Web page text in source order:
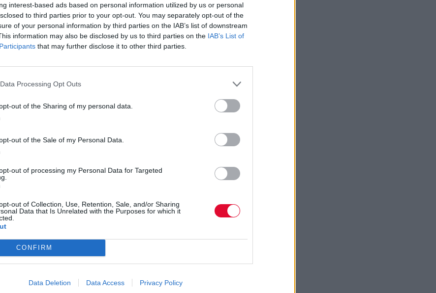
interest-based ads based on personal information utilized by us or personal
to third parties prior to your opt-out. You may separately opt-out of the
of your personal information by third parties on the IAB’s list of downstream
information may also be disclosed by us to third parties on the IAB’s List of
that may further disclose it to other third parties.
Processing Opt Outs
out of the Sharing of my personal data.
out of the Sale of my Personal Data.
out of processing my Personal Data for Targeted
out of Collection, Use, Retention, Sale, and/or Sharing
Data that Is Unrelated with the Purposes for which it
CONFIRM
Data Deletion Data Access Privacy Policy